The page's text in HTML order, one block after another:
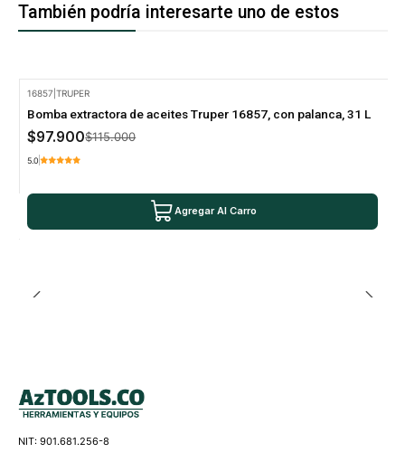
También podría interesarte uno de estos
16857 |TRUPER
Bomba extractora de aceites Truper 16857, con palanca, 31 L
$97.900$115.000
5.0
Agregar Al Carro
NIT: 901.681.256-8